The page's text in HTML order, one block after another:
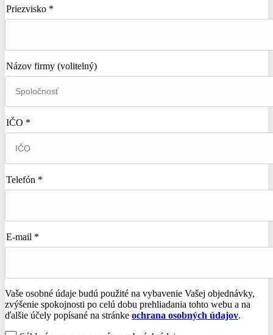
Priezvisko *
Názov firmy (volitelný)
IČO *
Telefón *
E-mail *
Vaše osobné údaje budú použité na vybavenie Vašej objednávky,
zvýšenie spokojnosti po celú dobu prehliadania tohto webu a na
ďalšie účely popísané na stránke ochrana osobných údajov.